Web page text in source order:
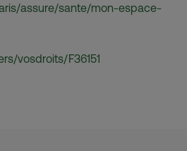
assure/sante/mon-espace-
vosdroits/F36151